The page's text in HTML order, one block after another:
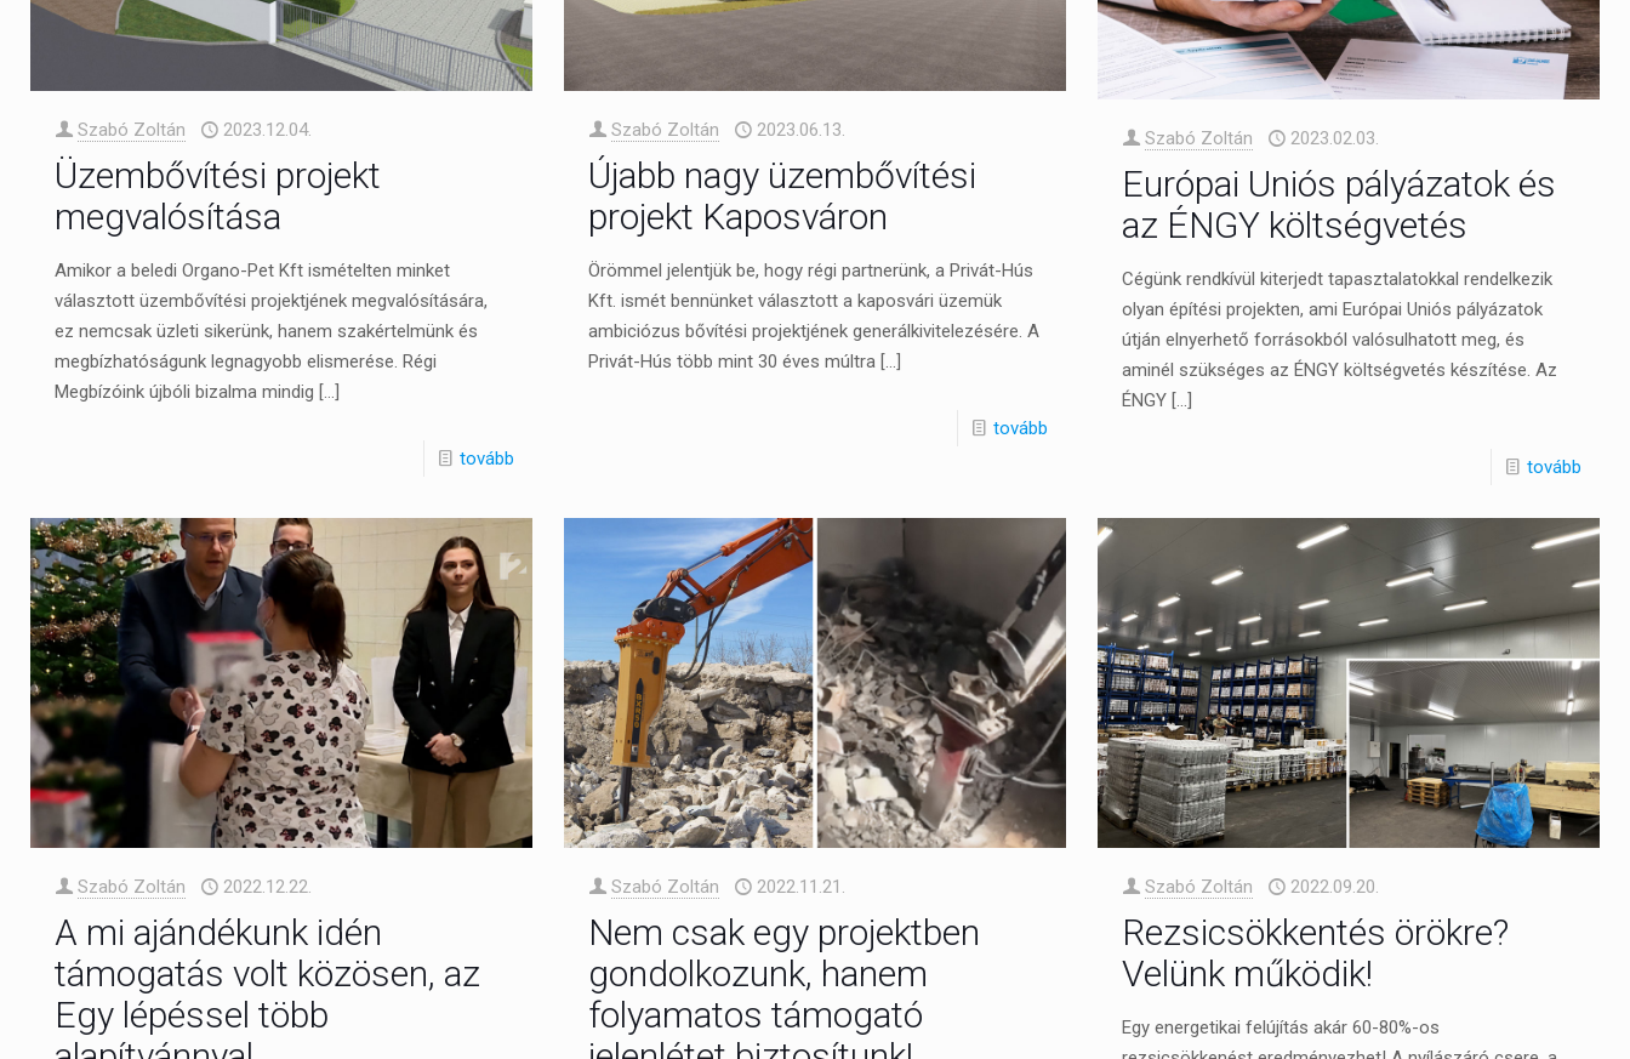
Szabó Zoltán 2023.12.04.
Üzembővítési projekt
megvalósítása
Amikor a beledi Organo-Pet Kft ismételten minket
választott üzembővítési projektjének megvalósítására,
ez nemcsak üzleti sikerünk, hanem szakértelmünk és
megbízhatóságunk legnagyobb elismerése. Régi
Megbízóink újbóli bizalma mindig […]
tovább
Szabó Zoltán 2023.06.13.
Újabb nagy üzembővítési
projekt Kaposváron
Örömmel jelentjük be, hogy régi partnerünk, a Privát-Hús
Kft. ismét bennünket választott a kaposvári üzemük
ambiciózus bővítési projektjének generálkivitelezésére. A
Privát-Hús több mint 30 éves múltra […]
tovább
Szabó Zoltán 2023.02.03.
Európai Uniós pályázatok és
az ÉNGY költségvetés
Cégünk rendkívül kiterjedt tapasztalatokkal rendelkezik
olyan építési projekten, ami Európai Uniós pályázatok
útján elnyerhető forrásokból valósulhatott meg, és
aminél szükséges az ÉNGY költségvetés készítése. Az
ÉNGY […]
tovább
Szabó Zoltán 2022.12.22.
A mi ajándékunk idén
támogatás volt közösen, az
Egy lépéssel több
Szabó Zoltán 2022.11.21.
Nem csak egy projektben
gondolkozunk, hanem
folyamatos támogató
Szabó Zoltán 2022.09.20.
Rezsicsökkentés örökre?
Velünk működik!
Egy energetikai felújítás akár 60-80%-os